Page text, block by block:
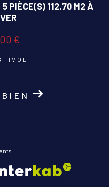
PIÈCE(S) 112.70 M2 À
€